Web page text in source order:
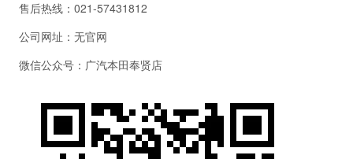
售后热线：021-57431812
公司网址：无官网
微信公众号：广汽本田奉贤店